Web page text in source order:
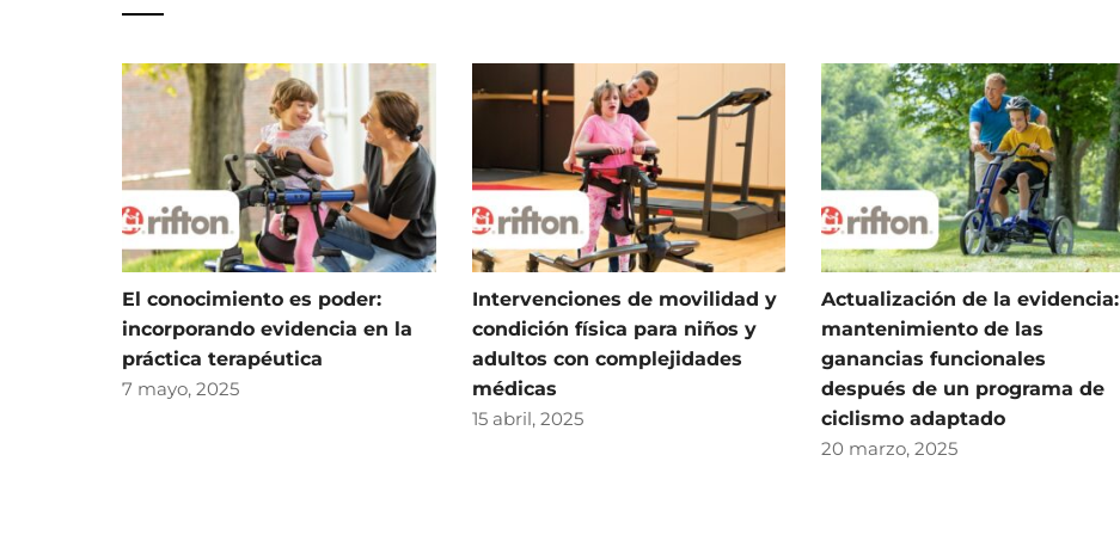
El conocimiento es poder:
incorporando evidencia en la
práctica terapéutica
7 mayo, 2025
Intervenciones de movilidad y
condición física para niños y
adultos con complejidades
médicas
15 abril, 2025
Actualización de la evidencia:
mantenimiento de las
ganancias funcionales
después de un programa de
ciclismo adaptado
20 marzo, 2025